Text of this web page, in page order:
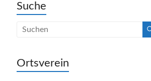
Suche
Ortsverein